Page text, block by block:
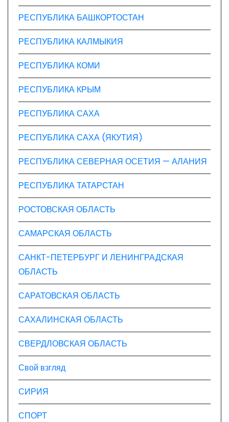
РЕСПУБЛИКА БАШКОРТОСТАН
РЕСПУБЛИКА КАЛМЫКИЯ
РЕСПУБЛИКА КОМИ
РЕСПУБЛИКА КРЫМ
РЕСПУБЛИКА САХА
РЕСПУБЛИКА САХА (ЯКУТИЯ)
РЕСПУБЛИКА СЕВЕРНАЯ ОСЕТИЯ — АЛАНИЯ
РЕСПУБЛИКА ТАТАРСТАН
РОСТОВСКАЯ ОБЛАСТЬ
САМАРСКАЯ ОБЛАСТЬ
САНКТ-ПЕТЕРБУРГ И ЛЕНИНГРАДСКАЯ
ОБЛАСТЬ
САРАТОВСКАЯ ОБЛАСТЬ
САХАЛИНСКАЯ ОБЛАСТЬ
СВЕРДЛОВСКАЯ ОБЛАСТЬ
Свой взгляд
СИРИЯ
СПОРТ